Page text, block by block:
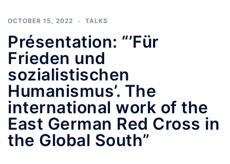
OCTOBER 15, 2022 TALKS
Présentation: “’Für
Frieden und
sozialistischen
Humanismus’. The
international work of the
East German Red Cross in
the Global South”